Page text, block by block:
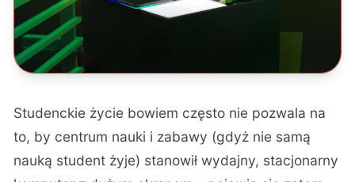
Studenckie życie bowiem często nie pozwala na
to, by centrum nauki i zabawy (gdyż nie samą
nauką student żyje) stanowił wydajny, stacjonarny